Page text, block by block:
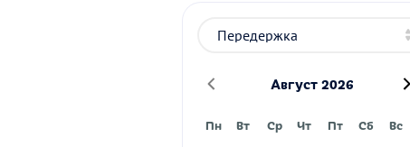
Август 2026
Пн Вт Ср Чт Пт Сб Вс